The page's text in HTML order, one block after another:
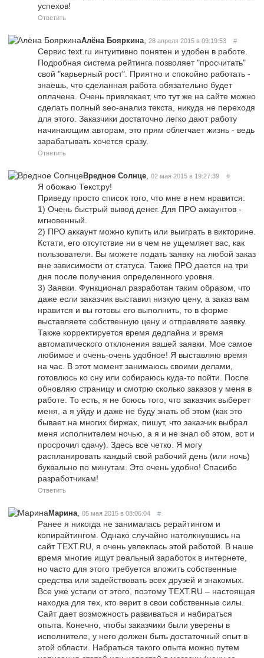
успехов!
Ответить
Алёна Бояркина 28 апреля 2015 в 09:19:53 #
Сервис text.ru интуитивно понятен и удобен в работе.
Подробная система рейтинга позволяет "просчитать"
свой "карьерный рост". Приятно и спокойно работать -
знаешь, что сделанная работа обязательно будет
оплачена. Очень привлекает, что тут же на сайте можно
сделать полный seo-анализ текста, никуда не переходя
для этого. Заказчики достаточно легко дают работу
начинающим авторам, это прям облегчает жизнь - ведь
зарабатывать хочется сразу.
Ответить
Вредное Солнце 02 мая 2015 в 19:27:39 #
Я обожаю Текст.ру!
Приведу просто список того, что мне в нем нравится:
1) Очень быстрый вывод денег. Для ПРО аккаунтов -
мгновенный.
2) ПРО аккаунт можно купить или выиграть в викторине.
Кстати, его отсутствие ни в чем не ущемляет вас, как
пользователя. Вы можете подать заявку на любой заказ
вне зависимости от статуса. Также ПРО дается на три
дня после получения определенного уровня.
3) Заявки. Функционал разработан таким образом, что
даже если заказчик выставил низкую цену, а заказ вам
нравится и вы готовы его выполнить, то в форме
выставляете собственную цену и отправляете заявку.
Также корректируется время дедлайна и время
автоматического отклонения вашей заявки. Мое самое
любимое и очень-очень удобное! Я выставляю время
на час. В этот момент занимаюсь своими делами,
готовлюсь ко сну или собираюсь куда-то пойти. После
обновляю страницу и смотрю сколько заказов у меня в
работе. То есть, я не боюсь того, что заказчик выберет
меня, а я уйду и даже не буду знать об этом (как это
бывает на многих биржах, пишут, что заказчик выбрал
меня исполнителем ночью, а я и не знал об этом, вот и
просрочил сдачу). Здесь все четко. Я могу
распланировать каждый свой рабочий день (или ночь)
буквально по минутам. Это очень удобно! Спасибо
разработчикам!
Ответить
Марина 05 мая 2015 в 08:06:04 #
Ранее я никогда не занималась рерайтингом и
копирайтингом. Однако случайно натолкнувшись на
сайт TEXT.RU, я очень увлеклась этой работой. В наше
время многие ищут реальный заработок в интернете,
но часто для этого требуется вложить собственные
средства или задействовать всех друзей и знакомых.
Все уже устали от этого, поэтому TEXT.RU – настоящая
находка для тех, кто верит в свои собственные силы.
Сайт дает возможность развиваться и набираться
опыта. Конечно, чтобы заказчики были уверены в
исполнителе, у него должен быть достаточный опыт в
этой области. Набраться такого опыта можно путем